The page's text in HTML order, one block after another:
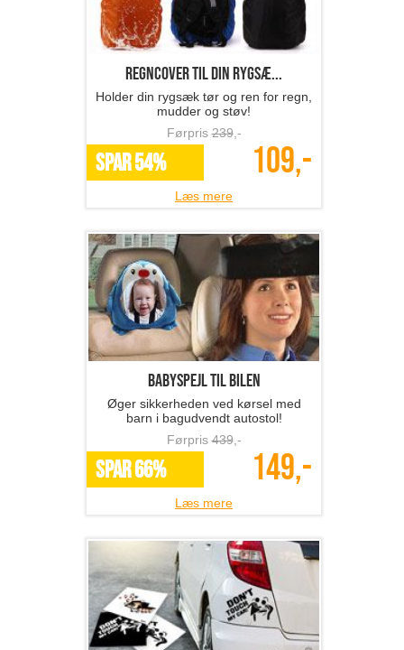
Regncover til din rygsæ...
Holder din rygsæk tør og ren for regn,
mudder og støv!
Førpris239,-
SPAR 54% 109,-
Læs mere
Babyspejl til bilen
Øger sikkerheden ved kørsel med
barn i bagudvendt autostol!
Førpris439,-
SPAR 66% 149,-
Læs mere